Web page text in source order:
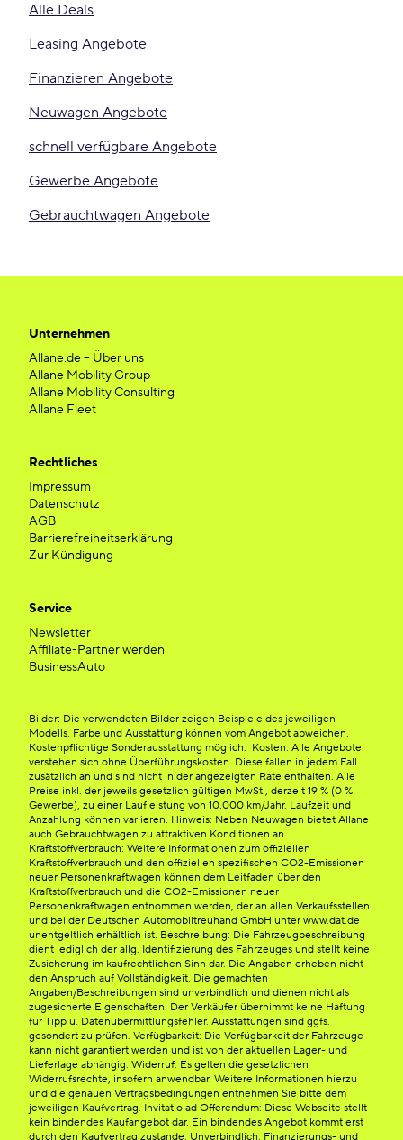
Alle Deals
Leasing Angebote
Finanzieren Angebote
Neuwagen Angebote
schnell verfügbare Angebote
Gewerbe Angebote
Gebrauchtwagen Angebote
Unternehmen
Allane.de – Über uns
Allane Mobility Group
Allane Mobility Consulting
Allane Fleet
Rechtliches
Impressum
Datenschutz
AGB
Barrierefreiheitserklärung
Zur Kündigung
Service
Newsletter
Affiliate-Partner werden
BusinessAuto
Bilder: Die verwendeten Bilder zeigen Beispiele des jeweiligen
Modells. Farbe und Ausstattung können vom Angebot abweichen.
Kostenpflichtige Sonderausstattung möglich. Kosten: Alle Angebote
verstehen sich ohne Überführungskosten. Diese fallen in jedem Fall
zusätzlich an und sind nicht in der angezeigten Rate enthalten. Alle
Preise inkl. der jeweils gesetzlich gültigen MwSt., derzeit 19 % (0 %
Gewerbe), zu einer Laufleistung von 10.000 km/Jahr. Laufzeit und
Anzahlung können variieren. Hinweis: Neben Neuwagen bietet Allane
auch Gebrauchtwagen zu attraktiven Konditionen an.
Kraftstoffverbrauch: Weitere Informationen zum offiziellen
Kraftstoffverbrauch und den offiziellen spezifischen CO2-Emissionen
neuer Personenkraftwagen können dem Leitfaden über den
Kraftstoffverbrauch und die CO2-Emissionen neuer
Personenkraftwagen entnommen werden, der an allen Verkaufsstellen
und bei der Deutschen Automobiltreuhand GmbH unter www.dat.de
unentgeltlich erhältlich ist. Beschreibung: Die Fahrzeugbeschreibung
dient lediglich der allg. Identifizierung des Fahrzeuges und stellt keine
Zusicherung im kaufrechtlichen Sinn dar. Die Angaben erheben nicht
den Anspruch auf Vollständigkeit. Die gemachten
Angaben/Beschreibungen sind unverbindlich und dienen nicht als
zugesicherte Eigenschaften. Der Verkäufer übernimmt keine Haftung
für Tipp u. Datenübermittlungsfehler. Ausstattungen sind ggfs.
gesondert zu prüfen. Verfügbarkeit: Die Verfügbarkeit der Fahrzeuge
kann nicht garantiert werden und ist von der aktuellen Lager- und
Lieferlage abhängig. Widerruf: Es gelten die gesetzlichen
Widerrufsrechte, insofern anwendbar. Weitere Informationen hierzu
und die genauen Vertragsbedingungen entnehmen Sie bitte dem
jeweiligen Kaufvertrag. Invitatio ad Offerendum: Diese Webseite stellt
kein bindendes Kaufangebot dar. Ein bindendes Angebot kommt erst
durch den Kaufvertrag zustande. Unverbindlich: Finanzierungs- und